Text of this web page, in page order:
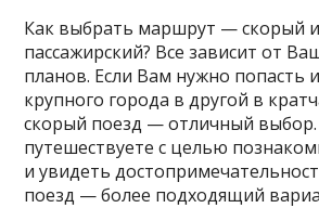
Как выбрать маршрут — скорый
пассажирский? Все зависит от
планов. Если Вам нужно попасть
крупного города в другой в
скорый поезд — отличный
путешествуете с целью
и увидеть
поезд — более подходящий